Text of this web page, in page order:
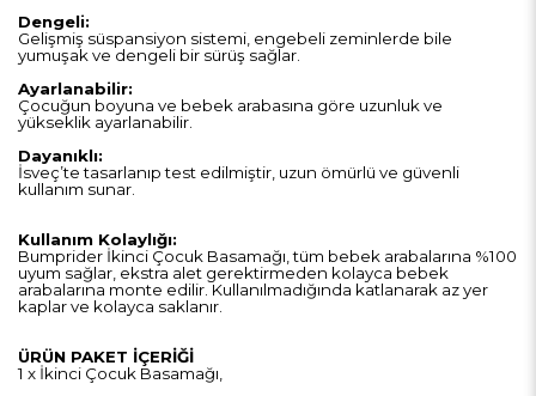
Dengeli:
Gelişmiş süspansiyon sistemi, engebeli zeminlerde bile
yumuşak ve dengeli bir sürüş sağlar.
Ayarlanabilir:
Çocuğun boyuna ve bebek arabasına göre uzunluk ve
yükseklik ayarlanabilir.
Dayanıklı:
İsveç’te tasarlanıp test edilmiştir, uzun ömürlü ve güvenli
kullanım sunar.
Kullanım Kolaylığı:
Bumprider İkinci Çocuk Basamağı, tüm bebek arabalarına %100
uyum sağlar, ekstra alet gerektirmeden kolayca bebek
arabalarına monte edilir. Kullanılmadığında katlanarak az yer
kaplar ve kolayca saklanır.
ÜRÜN PAKET İÇERİĞİ
1 x İkinci Çocuk Basamağı,